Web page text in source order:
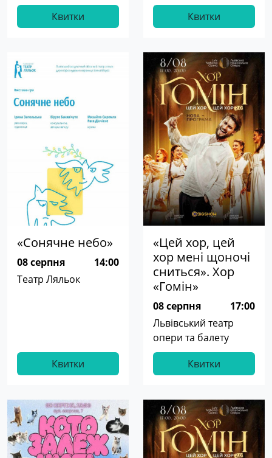
Квитки Квитки
«Сонячне небо»
08 серпня
14:00
Театр Ляльок
Квитки
«Цей хор, цей
хор мені щоночі
сниться». Хор
«Гомін»
08 серпня
17:00
Львівський театр
опери та балету
Квитки